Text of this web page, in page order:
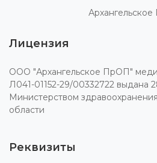
Лицензия
ООО "Архангельское ПрОП"
Л041-01152-29/00332722 выдана
Министерством
области
Реквизиты